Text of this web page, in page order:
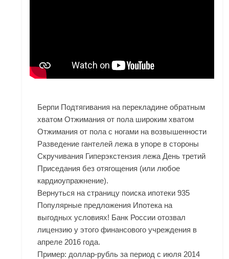
Берпи Подтягивания на перекладине обратным
хватом Отжимания от пола широким хватом
Отжимания от пола с ногами на возвышенности
Разведение гантелей лежа в упоре в стороны
Скручивания Гиперэкстензия лежа День третий
Приседания без отягощения (или любое
кардиоупражнение).
Вернуться на страницу поиска ипотеки 935
Популярные предложения Ипотека на
выгодных условиях! Банк России отозвал
лицензию у этого финансового учреждения в
апреле 2016 года.
Пример: доллар-рубль за период с июля 2014